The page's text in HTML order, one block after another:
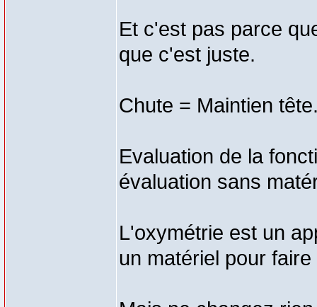
Et c'est pas parce
que c'est juste.
Chute = Maintien
Evaluation de la
évaluation sans
L'oxymétrie est un
un matériel pour faire